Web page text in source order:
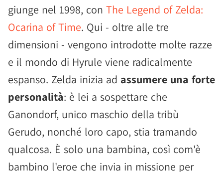
giunge nel 1998, con The Legend of Zelda:
Ocarina of Time. Qui - oltre alle tre
dimensioni - vengono introdotte molte razze
e il mondo di Hyrule viene radicalmente
espanso. Zelda inizia ad assumere una forte
personalità: è lei a sospettare che
Ganondorf, unico maschio della tribù
Gerudo, nonché loro capo, stia tramando
qualcosa. È solo una bambina, così com'è
bambino l'eroe che invia in missione per